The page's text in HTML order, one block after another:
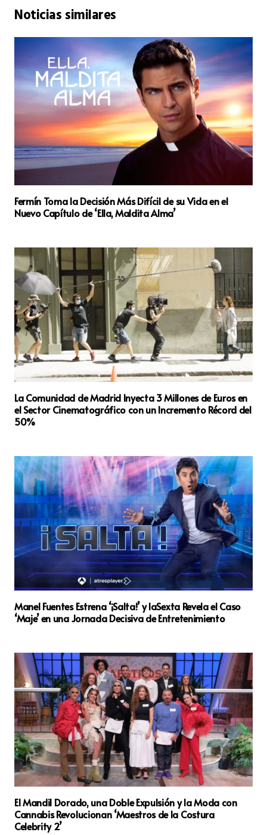
Noticias similares
Fermín Toma la Decisión Más Difícil de su Vida en el
Nuevo Capítulo de ‘Ella, Maldita Alma’
La Comunidad de Madrid Inyecta 3 Millones de Euros en
el Sector Cinematográfico con un Incremento Récord del
50%
Manel Fuentes Estrena ‘¡Salta!’ y laSexta Revela el Caso
‘Maje’ en una Jornada Decisiva de Entretenimiento
El Mandil Dorado, una Doble Expulsión y la Moda con
Cannabis Revolucionan ‘Maestros de la Costura
Celebrity 2’